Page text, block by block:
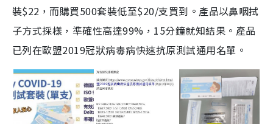
裝$22，而購買500套裝低至$20/支買到。產品以鼻咽拭
子方式採樣，準確性高達99%，15分鐘就知結果。產品
已列在歐盟2019冠狀病毒病快速抗原測試通用名單。